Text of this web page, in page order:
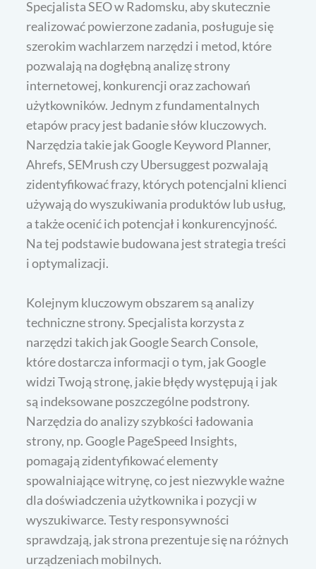
Specjalista SEO w Radomsku, aby skutecznie
realizować powierzone zadania, posługuje się
szerokim wachlarzem narzędzi i metod, które
pozwalają na dogłębną analizę strony
internetowej, konkurencji oraz zachowań
użytkowników. Jednym z fundamentalnych
etapów pracy jest badanie słów kluczowych.
Narzędzia takie jak Google Keyword Planner,
Ahrefs, SEMrush czy Ubersuggest pozwalają
zidentyfikować frazy, których potencjalni klienci
używają do wyszukiwania produktów lub usług,
a także ocenić ich potencjał i konkurencyjność.
Na tej podstawie budowana jest strategia treści
i optymalizacji.
Kolejnym kluczowym obszarem są analizy
techniczne strony. Specjalista korzysta z
narzędzi takich jak Google Search Console,
które dostarcza informacji o tym, jak Google
widzi Twoją stronę, jakie błędy występują i jak
są indeksowane poszczególne podstrony.
Narzędzia do analizy szybkości ładowania
strony, np. Google PageSpeed Insights,
pomagają zidentyfikować elementy
spowalniające witrynę, co jest niezwykle ważne
dla doświadczenia użytkownika i pozycji w
wyszukiwarce. Testy responsywności
sprawdzają, jak strona prezentuje się na różnych
urządzeniach mobilnych.